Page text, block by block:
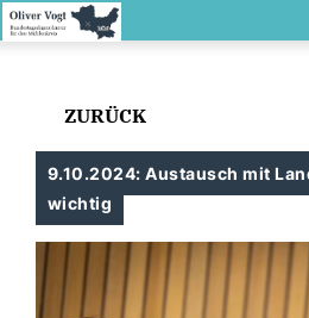
ZURÜCK
9.10.2024: Austausch mit
wichtig